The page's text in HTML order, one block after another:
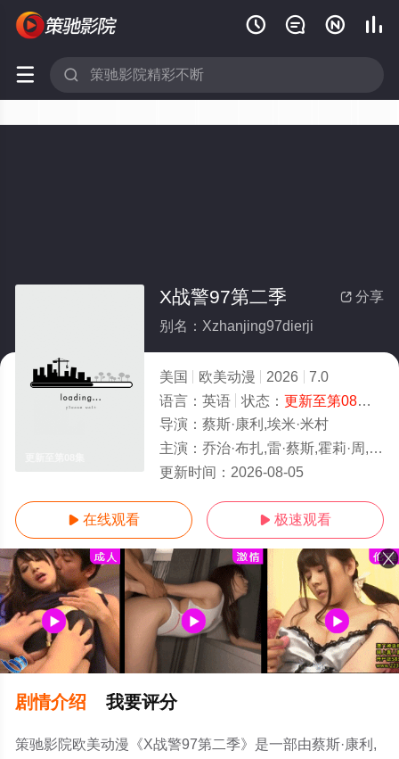
   
 
 分享
X战警97第二季
别名：Xzhanjing97dierji
美国 欧美动漫 2026
7.0
语言： 英语 状态： 更新至第08集
导演： 蔡斯·康利,埃米·米村
主演： 乔治·布扎,雷·蔡斯,霍莉·周,卡尔·J·杜德,詹妮弗·黑尔,JP·卡利亚赫,罗斯·马昆德,艾莉森·西莉-史密斯,马修·沃特森,伦诺·赞恩
更新时间： 2026-08-05
 在线观看  极速观看
剧情介绍 我要评分
策驰影院欧美动漫《X战警97第二季》是一部由蔡斯·康利,